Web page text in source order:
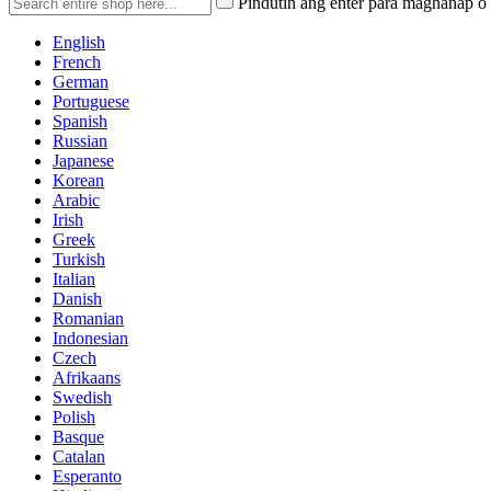
English
French
German
Portuguese
Spanish
Russian
Japanese
Korean
Arabic
Irish
Greek
Turkish
Italian
Danish
Romanian
Indonesian
Czech
Afrikaans
Swedish
Polish
Basque
Catalan
Esperanto